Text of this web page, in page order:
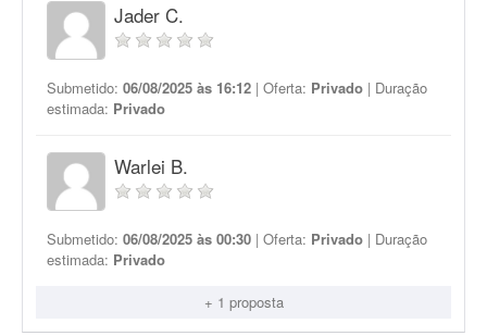
Jader C.
Submetido: 06/08/2025 às 16:12 | Oferta: Privado | Duração
estimada: Privado
Warlei B.
Submetido: 06/08/2025 às 00:30 | Oferta: Privado | Duração
estimada: Privado
+ 1 proposta